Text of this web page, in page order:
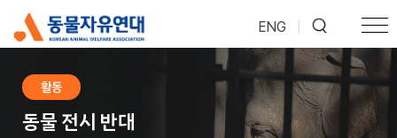
ENG
활동
동물 전시 반대